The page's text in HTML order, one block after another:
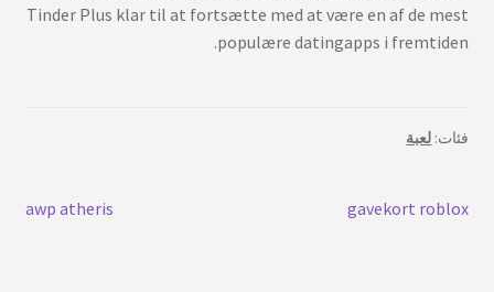
Tinder Plus klar til at fortsætte med at være en af de mest
populære datingapps i fremtiden.
فئات: لعبة
تصفّح
المنشور
gavekort roblox
التدوينة
awp atheris